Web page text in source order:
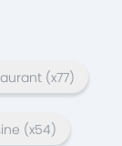
(x77)
(x54)